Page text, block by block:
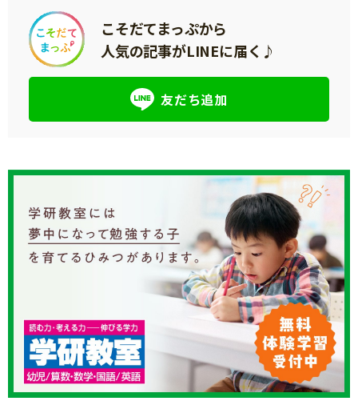
こそだてまっぷから
人気の記事がLINEに届く♪
友だち追加